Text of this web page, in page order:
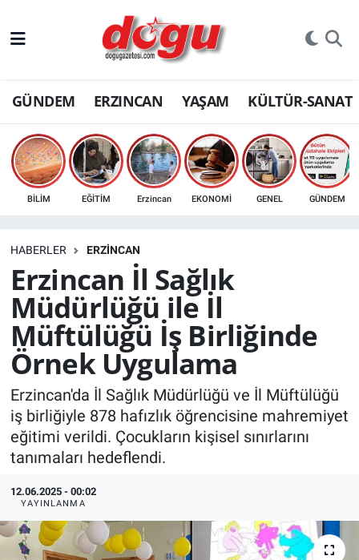
GÜNDEM ERZINCAN YAŞAM KÜLTÜR-SANAT
BİLİM EĞİTİM Erzincan EKONOMİ GENEL GÜNDEM
HABERLER ERZINCAN
Erzincan İl Sağlık
Müdürlüğü ile İl
Müftülüğü İş Birliğinde
Örnek Uygulama
Erzincan'da İl Sağlık Müdürlüğü ve İl Müftülüğü
iş birliğiyle 878 hafızlık öğrencisine mahremiyet
eğitimi verildi. Çocukların kişisel sınırlarını
tanımaları hedeflendi.
12.06.2025 - 00:02
YAYINLANMA
ERZINCAN
GÜNDEM
ERZİNCAN FOTOĞRAFLARI
SAĞLIK
EKONOMİ
Bilim, teknoloji
GENEL
KÜLTÜR-SANAT
Yerel Haber
SPOR
YAŞAM